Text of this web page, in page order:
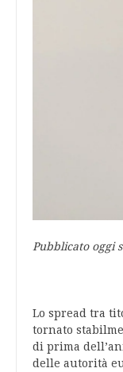
Pubblicato oggi
Lo spread tra
tornato
di prima
delle autorità